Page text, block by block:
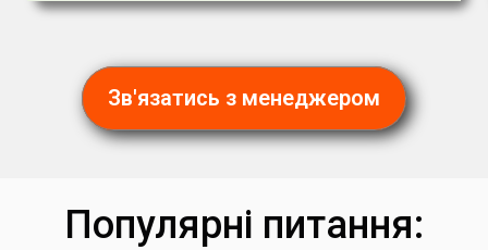
Зв'язатись з менеджером
Популярні питання: